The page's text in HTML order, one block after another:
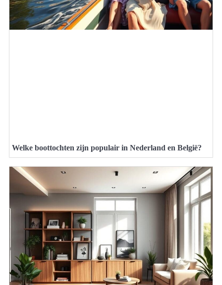
Welke boottochten zijn populair in Nederland en België?